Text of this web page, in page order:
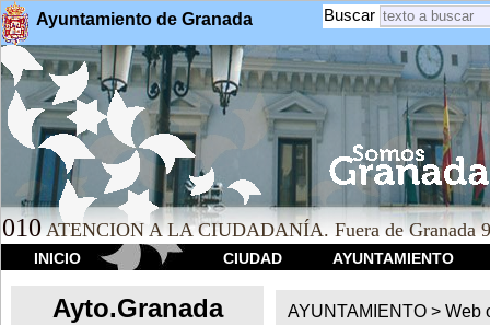
Ayuntamiento de Granada Buscar
010 ATENCION A LA CIUDADANÍA. Fuera de Granada
INICIO CIUDAD AYUNTAMIENTO
Ayto.Granada AYUNTAMIENTO > Web